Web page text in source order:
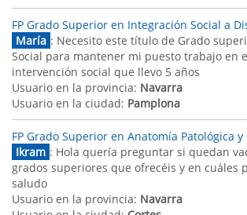
FP Grado Superior en Integración Social a
María : Necesito este título de Grado
Social para mantener mi puesto trabajo en
intervención social que llevo 5 años
Usuario en la provincia: Navarra
Usuario en la ciudad: Pamplona
FP Grado Superior en Anatomía Patológica
Ikram : Hola quería preguntar si quedan
grados superiores que ofrecéis y en cuáles
saludo
Usuario en la provincia: Navarra